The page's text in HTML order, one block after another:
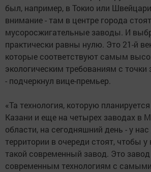
был, например, в Токио или
внимание - там в центре города
мусоросжигательные заводы. И
практически равны нулю. Это 21-й
которые соответствуют самым
экологическим требованиям с точки
- подчеркнул вице-премьер.
«Та технология, которую
Казани и еще на четырех заводах в
области, на сегодняшний день - у нас
территории в очереди стоят, чтобы у
такой современный завод. Это
современным технологиям с